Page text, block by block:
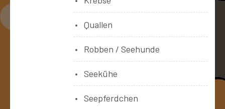
Quallen
Robben / Seehunde
Seekühe
Seepferdchen